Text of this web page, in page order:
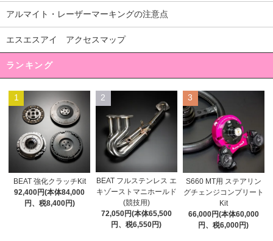
アルマイト・レーザーマーキングの注意点
エスエスアイ アクセスマップ
ランキング
1
BEAT 強化クラッチKit
92,400円(本体84,000
円、税8,400円)
2
BEAT フルステンレス エ
キゾーストマニホールド
(競技用)
72,050円(本体65,500
円、税6,550円)
3
S660 MT用 ステアリン
グチェンジコンプリート
Kit
66,000円(本体60,000
円、税6,000円)